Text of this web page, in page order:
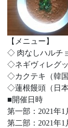
【メニュー】
◇ 肉なしハルチ
◇ネギヴィレグッ
◇カクテキ（韓国
◇蓮根饅頭（日本
■開催日時
第一部：2021年
第二部：2021年